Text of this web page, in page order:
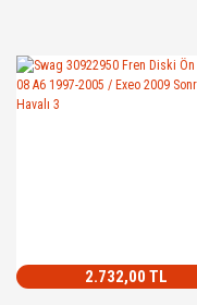
2.732,00 TL